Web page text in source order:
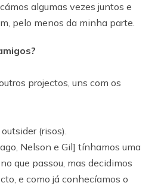
algumas vezes juntos e
pelo menos da minha parte.
projectos, uns com os
(risos).
Nelson e Gil] tínhamos uma
que passou, mas decidimos
e como já conhecíamos o